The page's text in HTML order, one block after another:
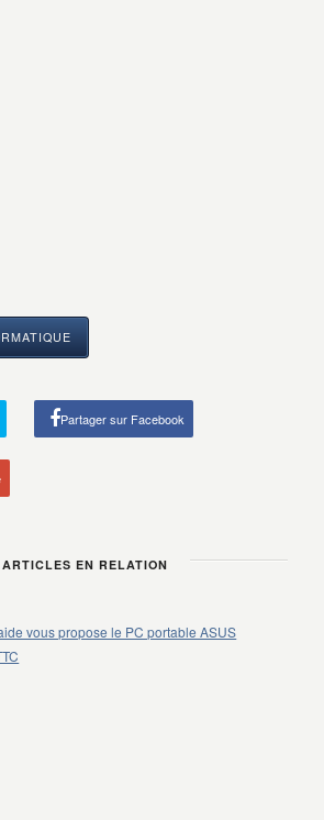
Partager sur Facebook
ARTICLES EN RELATION
vous propose le PC portable ASUS